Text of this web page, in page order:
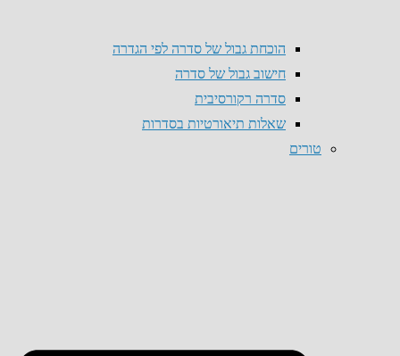
הוכחת גבול של סדרה לפי הגדרה
חישוב גבול של סדרה
סדרה רקורסיבית
שאלות תיאורטיות בסדרות
טורים